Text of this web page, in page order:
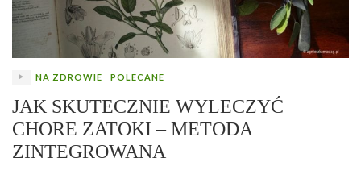
NA ZDROWIE POLECANE
JAK SKUTECZNIE WYLECZYĆ
CHORE ZATOKI – METODA
ZINTEGROWANA